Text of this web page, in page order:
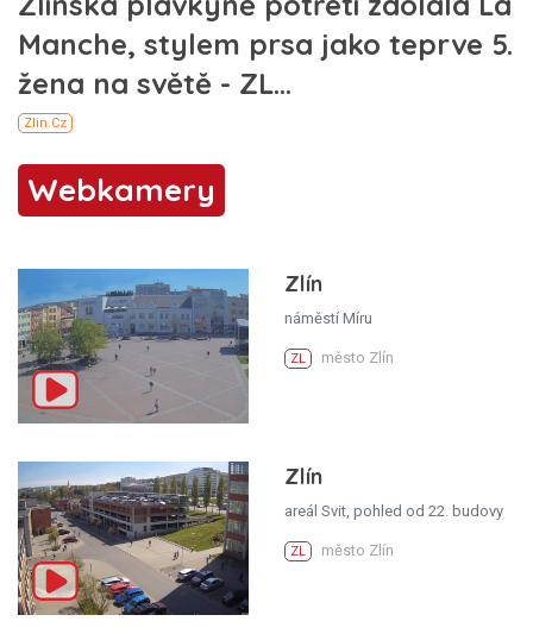
Webkamery
Zlín
náměstí Míru
ZL město Zlín
Zlín
areál Svit, pohled od 22. budovy
ZL město Zlín